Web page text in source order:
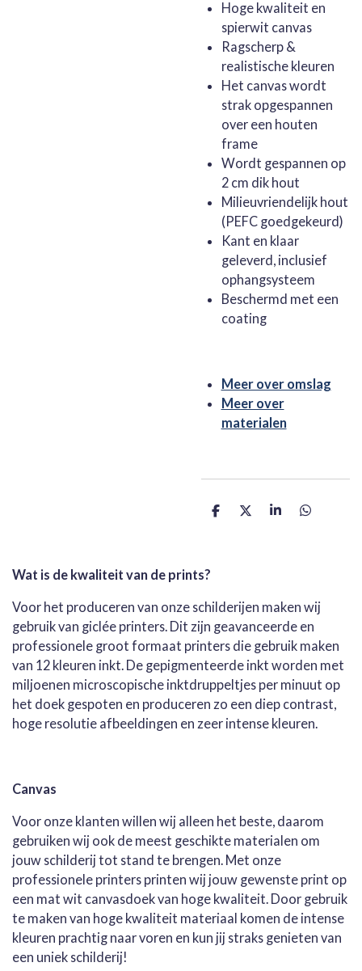
Hoge kwaliteit en
spierwit canvas
Ragscherp &
realistische kleuren
Het canvas wordt
strak opgespannen
over een houten
frame
Wordt gespannen op
2 cm dik hout
Milieuvriendelijk hout
(PEFC goedgekeurd)
Kant en klaar
geleverd, inclusief
ophangsysteem
Beschermd met een
coating
Meer over omslag
Meer over
materialen
D
D
S
D
Wat is de kwaliteit van de prints?
Voor het produceren van onze schilderijen maken wij
gebruik van giclée printers. Dit zijn geavanceerde en
professionele groot formaat printers die gebruik maken
van 12 kleuren inkt. De gepigmenteerde inkt worden met
miljoenen microscopische inktdruppeltjes per minuut op
het doek gespoten en produceren zo een diep contrast,
hoge resolutie afbeeldingen en zeer intense kleuren.
Canvas
Voor onze klanten willen wij alleen het beste, daarom
gebruiken wij ook de meest geschikte materialen om
jouw schilderij tot stand te brengen. Met onze
professionele printers printen wij jouw gewenste print op
een mat wit canvasdoek van hoge kwaliteit. Door gebruik
te maken van hoge kwaliteit materiaal komen de intense
kleuren prachtig naar voren en kun jij straks genieten van
een uniek schilderij!